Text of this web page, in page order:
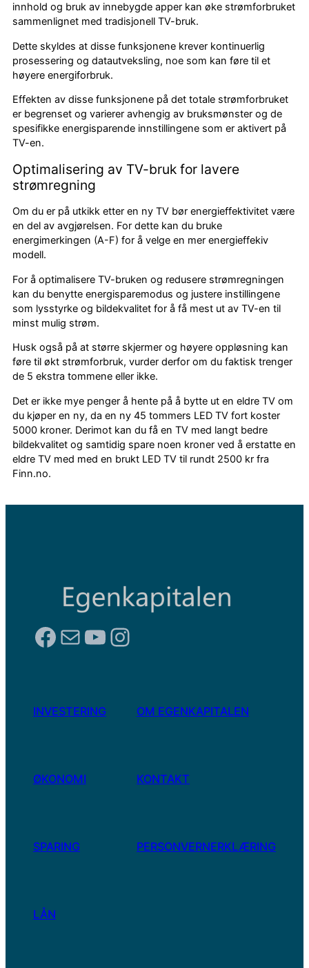
innhold og bruk av innebygde apper kan øke strømforbruket
sammenlignet med tradisjonell TV-bruk.
Dette skyldes at disse funksjonene krever kontinuerlig
prosessering og datautveksling, noe som kan føre til et
høyere energiforbruk.
Effekten av disse funksjonene på det totale strømforbruket
er begrenset og varierer avhengig av bruksmønster og de
spesifikke energisparende innstillingene som er aktivert på
TV-en.
Optimalisering av TV-bruk for lavere
strømregning
Om du er på utkikk etter en ny TV bør energieffektivitet være
en del av avgjørelsen. For dette kan du bruke
energimerkingen (A-F) for å velge en mer energieffekiv
modell.
For å optimalisere TV-bruken og redusere strømregningen
kan du benytte energisparemodus og justere instillingene
som lysstyrke og bildekvalitet for å få mest ut av TV-en til
minst mulig strøm.
Husk også på at større skjermer og høyere oppløsning kan
føre til økt strømforbruk, vurder derfor om du faktisk trenger
de 5 ekstra tommene eller ikke.
Det er ikke mye penger å hente på å bytte ut en eldre TV om
du kjøper en ny, da en ny 45 tommers LED TV fort koster
5000 kroner. Derimot kan du få en TV med langt bedre
bildekvalitet og samtidig spare noen kroner ved å erstatte en
eldre TV med med en brukt LED TV til rundt 2500 kr fra
Finn.no.
Facebook
E-postYouTube
Instagram
INVESTERING
ØKONOMI
SPARING
LÅN
OM EGENKAPITALEN
KONTAKT
PERSONVERNERKLÆRING